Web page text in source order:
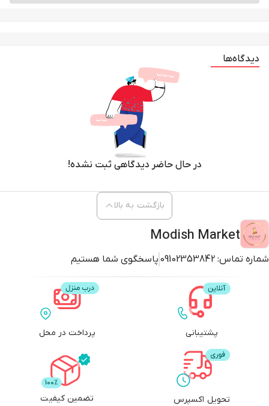
دیدگاه‌ها
در حال حاضر دیدگاهی ثبت نشده!
Modish Market
شماره تماس: 09102353842 پاسخگوی شما هستیم
بازگشت به بالا
پشتیبانی پرداخت در محل
تحویل اکسپرس تضمین کیفیت